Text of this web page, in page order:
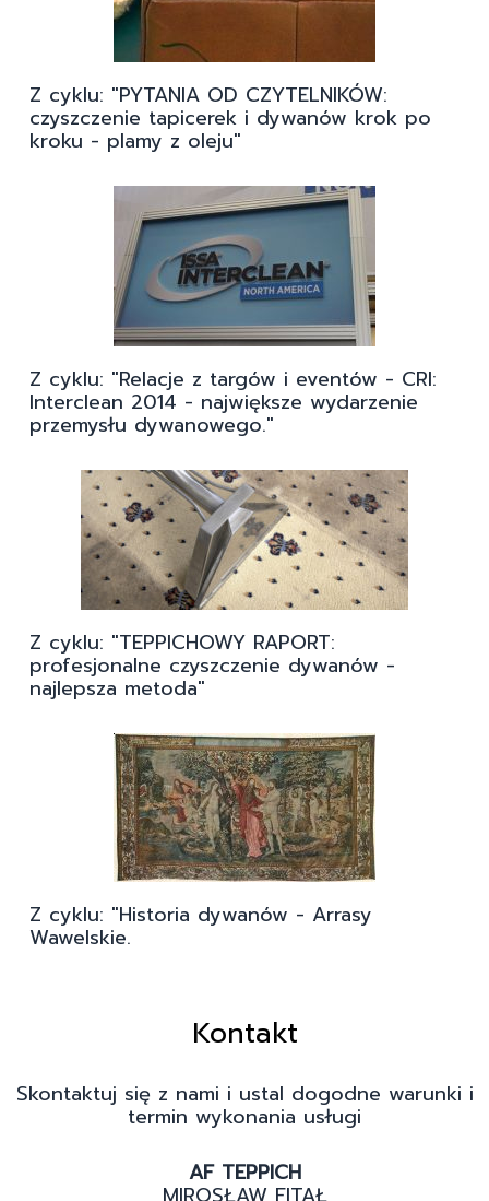
Z cyklu: "PYTANIA OD CZYTELNIKÓW:
czyszczenie tapicerek i dywanów krok po
kroku - plamy z oleju"
Z cyklu: "Relacje z targów i eventów - CRI:
Interclean 2014 - największe wydarzenie
przemysłu dywanowego."
Z cyklu: "TEPPICHOWY RAPORT:
profesjonalne czyszczenie dywanów -
najlepsza metoda"
Z cyklu: "Historia dywanów - Arrasy
Wawelskie.
Kontakt
Skontaktuj się z nami i ustal dogodne warunki i
termin wykonania usługi
AF TEPPICH